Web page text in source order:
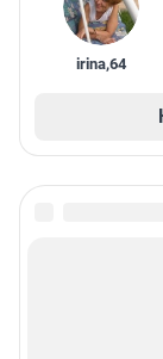
irina,64